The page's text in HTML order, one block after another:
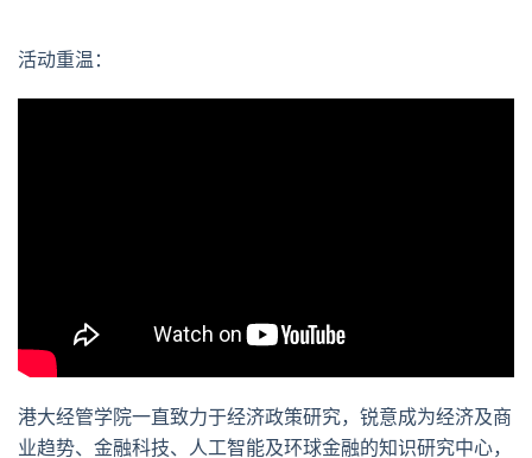
特
书
活动重温：
港大经管学院一直致力于经济政策研究，锐意成为经济及商
业趋势、金融科技、人工智能及环球金融的知识研究中心，